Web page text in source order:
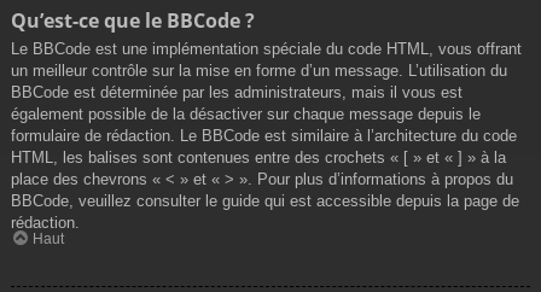
Qu’est-ce que le BBCode ?
Le BBCode est une implémentation spéciale du code HTML, vous offrant
un meilleur contrôle sur la mise en forme d’un message. L’utilisation du
BBCode est déterminée par les administrateurs, mais il vous est
également possible de la désactiver sur chaque message depuis le
formulaire de rédaction. Le BBCode est similaire à l’architecture du code
HTML, les balises sont contenues entre des crochets « [ » et « ] » à la
place des chevrons « < » et « > ». Pour plus d’informations à propos du
BBCode, veuillez consulter le guide qui est accessible depuis la page de
rédaction.
Haut